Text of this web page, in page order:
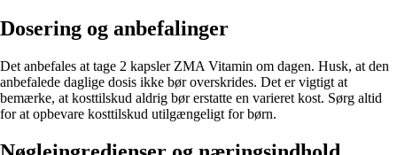
Dosering og anbefalinger
Det anbefales at tage 2 kapsler ZMA Vitamin om dagen. Husk, at den
anbefalede daglige dosis ikke bør overskrides. Det er vigtigt at
bemærke, at kosttilskud aldrig bør erstatte en varieret kost. Sørg altid
for at opbevare kosttilskud utilgængeligt for børn.